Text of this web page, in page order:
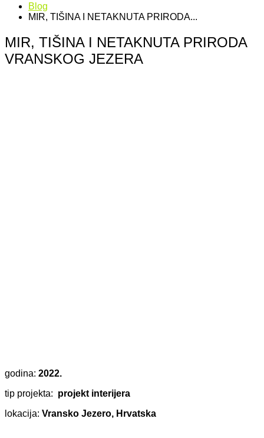
Blog
MIR, TIŠINA I NETAKNUTA PRIRODA...
MIR, TIŠINA I NETAKNUTA PRIRODA
VRANSKOG JEZERA
godina: 2022.
tip projekta: projekt interijera
lokacija: Vransko Jezero, Hrvatska